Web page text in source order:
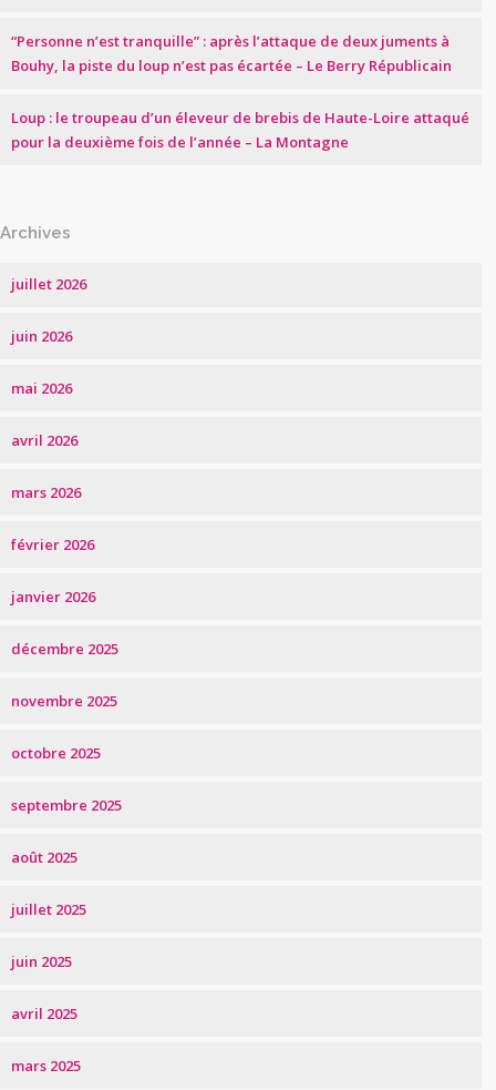
“Personne n’est tranquille” : après l’attaque de deux juments à
Bouhy, la piste du loup n’est pas écartée – Le Berry Républicain
Loup : le troupeau d’un éleveur de brebis de Haute-Loire attaqué
pour la deuxième fois de l’année – La Montagne
Archives
juillet 2026
juin 2026
mai 2026
avril 2026
mars 2026
février 2026
janvier 2026
décembre 2025
novembre 2025
octobre 2025
septembre 2025
août 2025
juillet 2025
juin 2025
avril 2025
mars 2025